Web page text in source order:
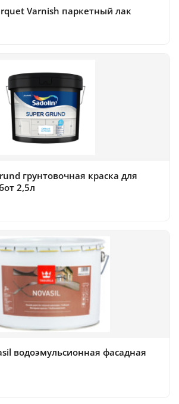
Varnish паркетный лак
грунтовочная краска для
2,5л
водоэмульсионная фасадная